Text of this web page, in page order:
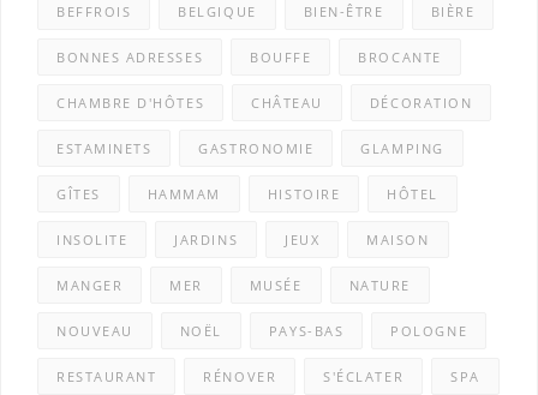
BEFFROIS BELGIQUE BIEN-ÊTRE BIÈRE
BONNES ADRESSES BOUFFE BROCANTE
CHAMBRE D'HÔTES CHÂTEAU DÉCORATION
ESTAMINETS GASTRONOMIE GLAMPING
GÎTES HAMMAM HISTOIRE HÔTEL
INSOLITE JARDINS JEUX MAISON
MANGER MER MUSÉE NATURE
NOUVEAU NOËL PAYS-BAS POLOGNE
RESTAURANT RÉNOVER S'ÉCLATER SPA